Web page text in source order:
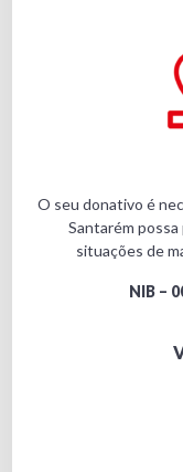
O seu donativo é
Santarém possa
situações de
NIB –